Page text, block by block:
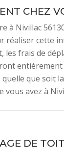
CHEZ
Nivillac
réaliser cette
les frais de
entièrement
que soit
avez à
DE